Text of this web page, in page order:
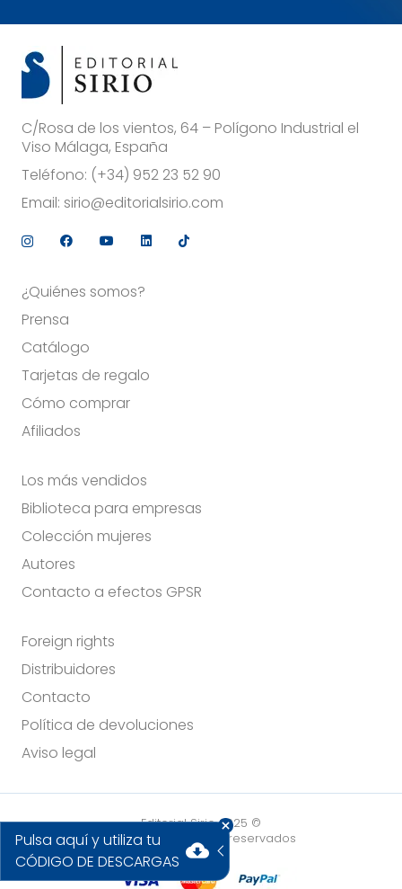
C/Rosa de los vientos, 64 – Polígono Industrial el
Viso Málaga, España
Teléfono: (+34) 952 23 52 90
Email: sirio@editorialsirio.com
cloud_download
Pulsa aquí y utiliza tu
CÓDIGO DE DESCARGAS
¿Quiénes somos?
Prensa
Catálogo
Tarjetas de regalo
Cómo comprar
Afiliados
Los más vendidos
Biblioteca para empresas
Colección mujeres
Autores
Contacto a efectos GPSR
Foreign rights
Distribuidores
Contacto
Política de devoluciones
Aviso legal
Editorial Sirio 2025 ©
Todos los derechos reservados